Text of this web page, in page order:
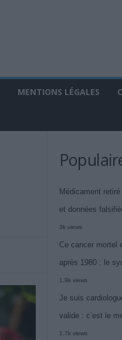
MENTIONS LÉGALES
Médicament
et données
3k views
Ce cancer mortel
après 1980 : le
1.9k views
Je suis
valide : c’est le
1.7k views